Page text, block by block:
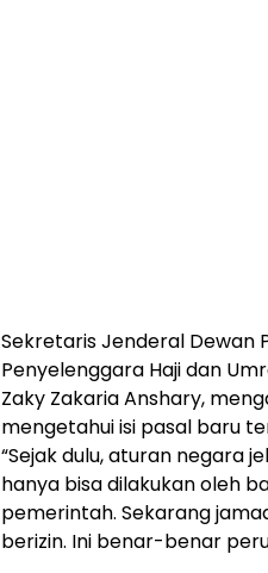
Sekretaris Jenderal Dewan
Penyelenggara Haji dan
Zaky Zakaria Anshary,
mengetahui isi pasal baru
“Sejak dulu, aturan negara
hanya bisa dilakukan oleh
pemerintah. Sekarang
berizin. Ini benar-benar